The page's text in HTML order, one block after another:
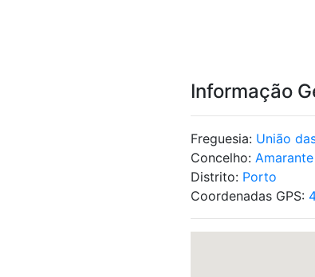
Informação
Freguesia: União
Concelho: Amarante
Distrito: Porto
Coordenadas GPS: